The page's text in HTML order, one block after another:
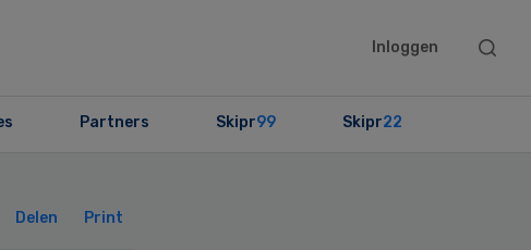
Inloggen
Search
Partners Skipr99 Skipr22
Delen Print